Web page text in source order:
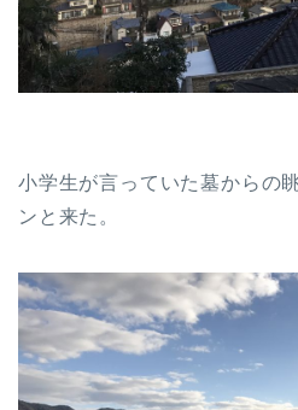
小学生が言っていた墓からの
ンと来た。